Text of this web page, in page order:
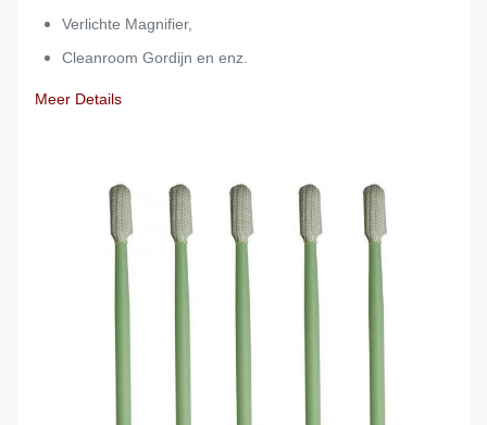
Verlichte Magnifier,
Cleanroom Gordijn en enz.
Meer Details